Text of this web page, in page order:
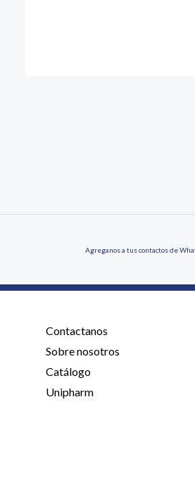
Agreganos a tus contactos de
Contactanos
Sobre nosotros
Catálogo
Unipharm